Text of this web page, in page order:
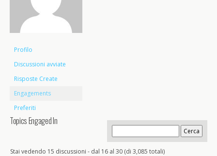
Profilo
Discussioni avviate
Risposte Create
Engagements
Preferiti
Topics Engaged In
Stai vedendo 15 discussioni - dal 16 al 30 (di 3,085 totali)